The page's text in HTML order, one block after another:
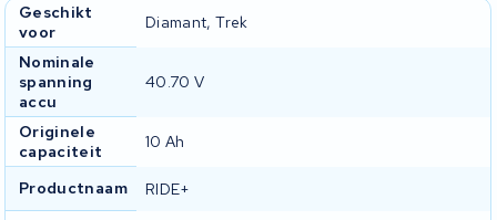
Geschikt
voor
Diamant, Trek
Nominale
spanning
accu
40.70 V
Originele
capaciteit
10 Ah
Productnaam RIDE+